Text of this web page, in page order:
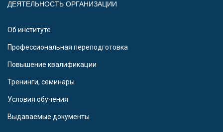
ДЕЯТЕЛЬНОСТЬ ОРГАНИЗАЦИИ
Об институте
Профессиональная переподготовка
Повышение квалификации
Тренинги, семинары
Условия обучения
Выдаваемые документы